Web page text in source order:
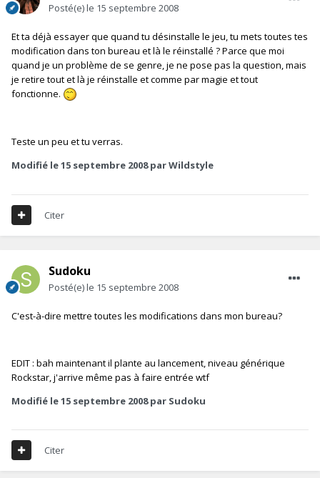
Posté(e)le 15 septembre 2008
Et ta déjà essayer que quand tu désinstalle le jeu, tu mets toutes tes
modification dans ton bureau et là le réinstallé ? Parce que moi
quand je un problème de se genre, je ne pose pas la question, mais
je retire tout et là je réinstalle et comme par magie et tout
fonctionne.
Teste un peu et tu verras.
Modifié le 15 septembre 2008par Wildstyle
Citer
Sudoku
Posté(e)le 15 septembre 2008
C'est-à-dire mettre toutes les modifications dans mon bureau?
EDIT : bah maintenant il plante au lancement, niveau générique
Rockstar, j'arrive même pas à faire entrée wtf
Modifié le 15 septembre 2008par Sudoku
Citer